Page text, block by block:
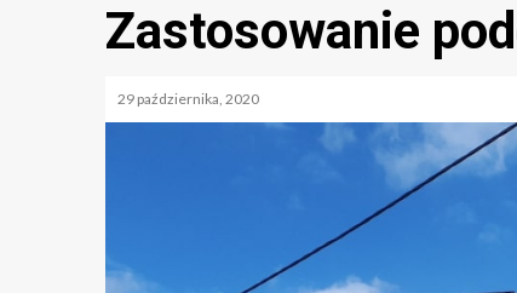
Zastosowanie
29 października, 2020